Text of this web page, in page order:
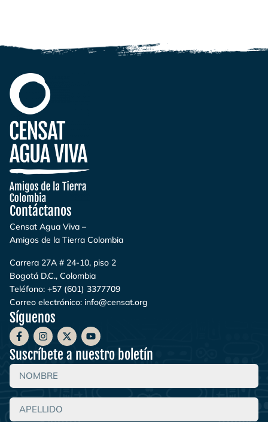
Contáctanos
Censat Agua Viva –
Amigos de la Tierra Colombia
Carrera 27A # 24-10, piso 2
Bogotá D.C., Colombia
Teléfono: +57 (601) 3377709
Correo electrónico: info@censat.org
Síguenos
Suscríbete a nuestro boletín